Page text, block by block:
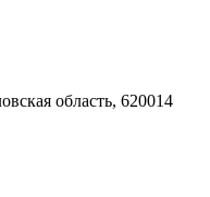
область, 620014